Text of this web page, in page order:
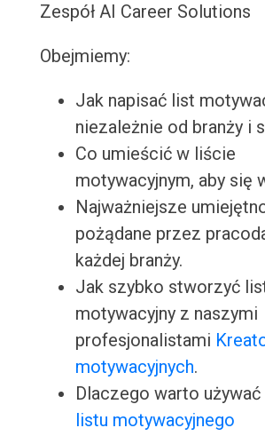
Zespół AI Career Solutions
Obejmiemy:
Jak napisać list
niezależnie od branży i
Co umieścić w liście
motywacyjnym, aby się
Najważniejsze
pożądane przez
każdej branży.
Jak szybko stworzyć
motywacyjny z naszymi
profesjonalistami
motywacyjnych.
Dlaczego warto używać
listu motywacyjnego